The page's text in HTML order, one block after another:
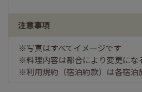
注意事項
※写真はすべてイメージです
※料理内容は都合により変更にな
※利用規約（宿泊約款）は各宿泊